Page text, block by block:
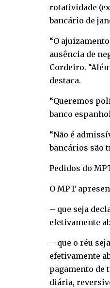
rotatividade
bancário de
“O
ausência de
Cordeiro.
destaca.
“Queremos
banco
“Não é
bancários são
Pedidos do
O MPT
– que seja
efetivamente
– que o réu
efetivamente
pagamento de
diária,